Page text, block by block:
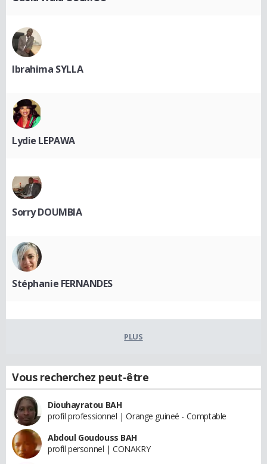
Ibrahima SYLLA
Lydie LEPAWA
Sorry DOUMBIA
Stéphanie FERNANDES
PLUS
Vous recherchez peut-être
Diouhayratou BAH
profil professionnel | Orange guineé - Comptable
Abdoul Goudouss BAH
profil personnel | CONAKRY